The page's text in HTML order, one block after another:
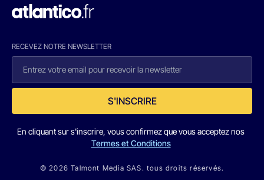
RECEVEZ NOTRE NEWSLETTER
S'INSCRIRE
En cliquant sur s'inscrire, vous confirmez que vous acceptez nos
Termes et Conditions
© 2026 Talmont Media SAS. tous droits réservés.